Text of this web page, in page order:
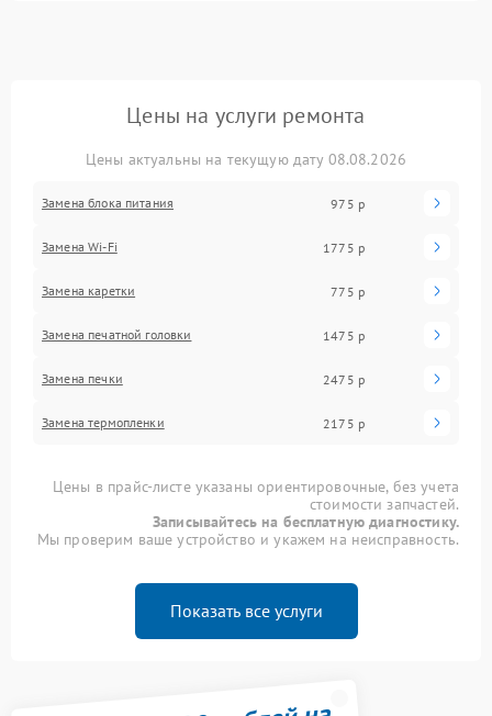
Цены на услуги ремонта
Цены актуальны на текущую дату 08.08.2026
Замена блока питания 975 р
Замена Wi-Fi 1775 р
Замена каретки 775 р
Замена печатной головки 1475 р
Замена печки 2475 р
Замена термопленки 2175 р
Цены в прайс-листе указаны ориентировочные, без учета
стоимости запчастей.
Записывайтесь на бесплатную диагностику.
Мы проверим ваше устройство и укажем на неисправность.
Показать все услуги